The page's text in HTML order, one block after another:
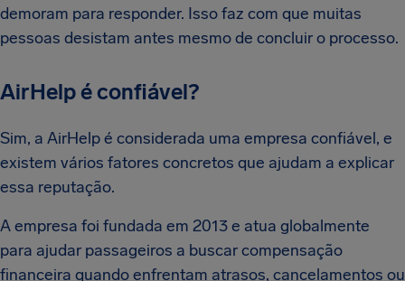
demoram para responder. Isso faz com que muitas
pessoas desistam antes mesmo de concluir o processo.
AirHelp é confiável?
Sim, a AirHelp é considerada uma empresa confiável, e
existem vários fatores concretos que ajudam a explicar
essa reputação.
A empresa foi fundada em 2013 e atua globalmente
para ajudar passageiros a buscar compensação
financeira quando enfrentam atrasos, cancelamentos ou